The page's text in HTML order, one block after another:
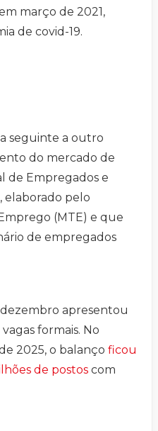
março de 2021,
de covid-19.
seguinte a outro
do mercado de
de Empregados e
elaborado pelo
(MTE) e que
de empregados
apresentou
formais. No
2025, o balanço ficou
de postos com